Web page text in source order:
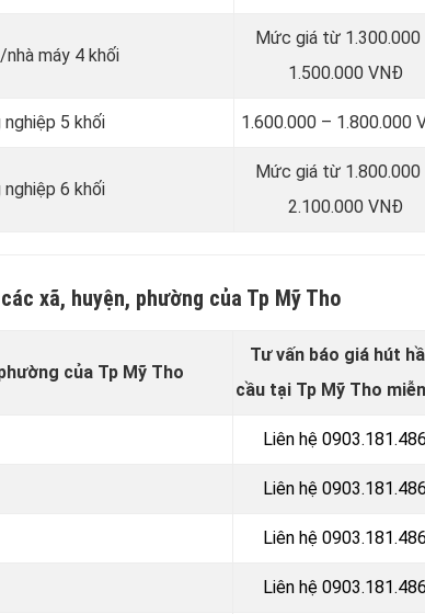
máy 4 khối
Mức giá từ 1.300.000
1.500.000 VNĐ
5 khối 1.600.000 – 1.800.000
6 khối
Mức giá từ 1.800.000
2.100.000 VNĐ
xã, huyện, phường của Tp Mỹ Tho
của Tp Mỹ Tho
Tư vấn báo giá hút
cầu tại Tp Mỹ Tho
Liên hệ 0903.181.486
Liên hệ 0903.181.486
Liên hệ 0903.181.486
Liên hệ 0903.181.486